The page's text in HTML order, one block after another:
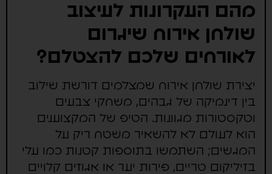
מהם העקרונות לעיצוב
שולחן אירוח שיגרום
לאורחים שלכם להצטלם?
יצירת שולחן אירוח שמצלמים דורשת שילוב
בין דינמיקה של גבהים, משחקי צבעים
וטקסטורות מגוונות. הטיפ של המקצוענים
הוא לעולם לא להשאיר משטח ריק על
המגשים; השתמשו בתוספות קטנות כמו עלי
בזיליקום טריים, פירות יער או אגוזים קלויים